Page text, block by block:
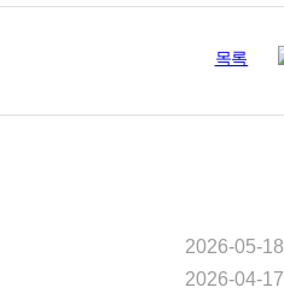
목록
2026-05-18
2026-04-17